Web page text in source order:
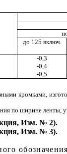
до 125 включ.
-0,3
-0,4
-0,5
кромками
ния по ширине ленты,
Изм. № 2).
Изм. № 3).